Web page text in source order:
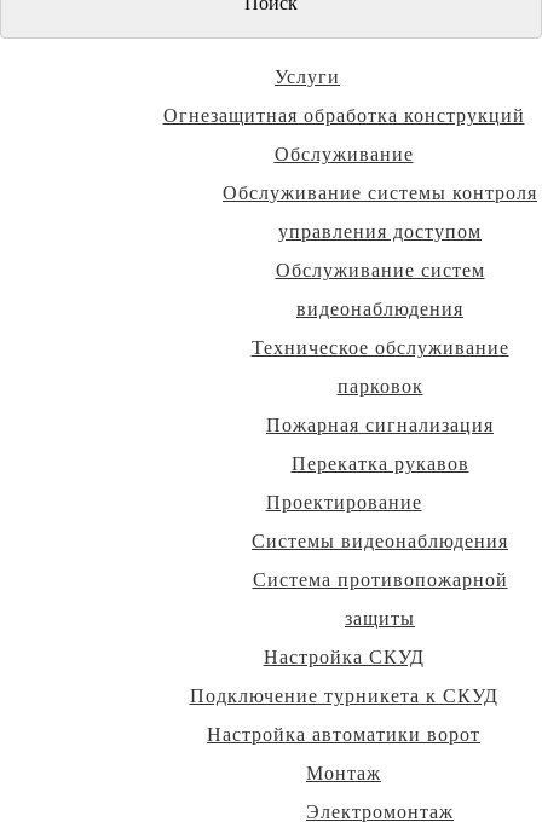
Услуги
Огнезащитная обработка конструкций
Обслуживание
Обслуживание системы контроля
управления доступом
Обслуживание систем
видеонаблюдения
Техническое обслуживание
парковок
Пожарная сигнализация
Перекатка рукавов
Проектирование
Системы видеонаблюдения
Система противопожарной
защиты
Настройка СКУД
Подключение турникета к СКУД
Настройка автоматики ворот
Монтаж
Электромонтаж